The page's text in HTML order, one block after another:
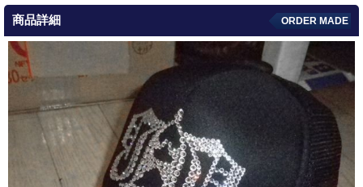
商品詳細 ORDER MADE